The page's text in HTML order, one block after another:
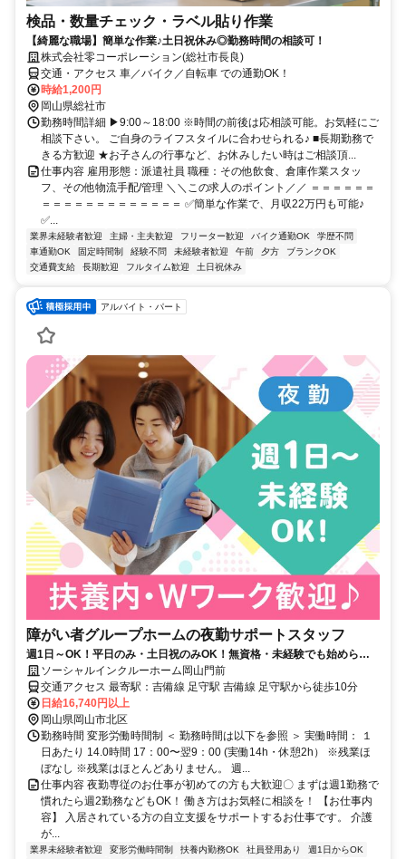
検品・数量チェック・ラベル貼り作業
【綺麗な職場】簡単な作業♪土日祝休み◎勤務時間の相談可！
株式会社零コーポレーション(総社市長良)
交通・アクセス 車／バイク／自転車 での通勤OK！
時給1,200円
岡山県総社市
勤務時間詳細 ▶9:00～18:00 ※時間の前後は応相談可能。お気軽にご
相談下さい。 ご自身のライフスタイルに合わせられる♪ ■長期勤務で
きる方歓迎 ★お子さんの行事など、お休みしたい時はご相談頂...
仕事内容 雇用形態：派遣社員 職種：その他飲食、倉庫作業スタッ
フ、その他物流手配/管理 ＼＼この求人のポイント／／ ＝＝＝＝＝＝
＝＝＝＝＝＝＝＝＝＝＝＝＝ ✅簡単な作業で、月収22万円も可能♪
✅...
業界未経験者歓迎 主婦・主夫歓迎 フリーター歓迎 バイク通勤OK
学歴不問
車通勤OK
固定時間制 経験不問 未経験者歓迎 午前 夕方
ブランクOK
交通費支給
長期歓迎 フルタイム歓迎 土日祝休み
アルバイト・パート
障がい者グループホームの夜勤サポートスタッフ
週1日～OK！平日のみ・土日祝のみOK！無資格・未経験でも始められ
ます。目の前の人に喜んでいただくことに、一生懸命になれる仕事で
す。
ソーシャルインクルーホーム岡山門前
交通アクセス 最寄駅：吉備線 足守駅 吉備線 足守駅から徒歩10分
日給16,740円以上
岡山県岡山市北区
勤務時間 変形労働時間制 ＜ 勤務時間は以下を参照 ＞ 実働時間： １
日あたり 14.0時間 17：00〜翌9：00 (実働14h・休憩2h） ※残業ほ
ぼなし ※残業はほとんどありません。 週...
仕事内容 夜勤専従のお仕事が初めての方も大歓迎〇 まずは週1勤務で
慣れたら週2勤務などもOK！ 働き方はお気軽に相談を！ 【お仕事内
容】 入居されている方の自立支援をサポートするお仕事です。 介護
が...
業界未経験者歓迎 変形労働時間制 扶養内勤務OK 社員登用あり
週1日からOK